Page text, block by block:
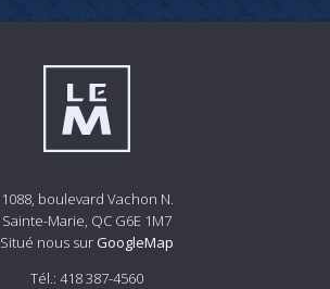
1088, boulevard Vachon N.
Sainte-Marie, QC G6E 1M7
Situé nous sur GoogleMap
Tél.: 418 387-4560